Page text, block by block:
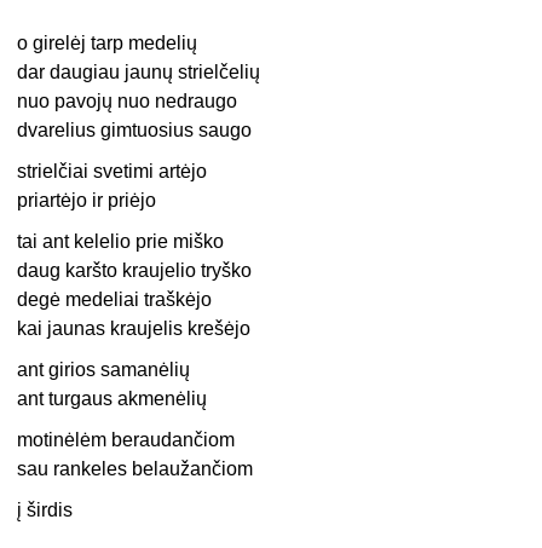
o girelėj tarp medelių
dar daugiau jaunų strielčelių
nuo pavojų nuo nedraugo
dvarelius gimtuosius saugo
strielčiai svetimi artėjo
priartėjo ir priėjo
tai ant kelelio prie miško
daug karšto kraujelio tryško
degė medeliai traškėjo
kai jaunas kraujelis krešėjo
ant girios samanėlių
ant turgaus akmenėlių
motinėlėm beraudančiom
sau rankeles belaužančiom
į širdis